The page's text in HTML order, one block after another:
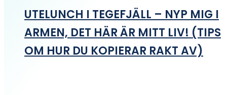
UTELUNCH I TEGEFJÄLL – NYP MIG I
ARMEN, DET HÄR ÄR MITT LIV! (TIPS
OM HUR DU KOPIERAR RAKT AV)